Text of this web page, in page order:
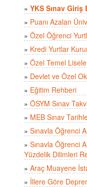
» YKS Sınav Giriş
» Puanı Azalan
» Özel Öğrenci
» Kredi Yurtlar
» Özel Temel
» Devlet ve Özel
» Eğitim Rehberi
» ÖSYM Sınav
» MEB Sınav
» Sınavla Öğrenci
» Sınavla Öğrenci
Yüzdelik Dilimleri
» Araç Muayene
» İllere Göre